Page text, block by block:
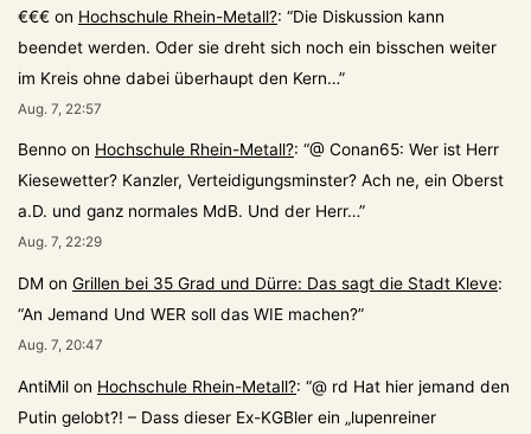
€€€ on Hochschule Rhein-Metall?: “Die Diskussion kann
beendet werden. Oder sie dreht sich noch ein bisschen weiter
im Kreis ohne dabei überhaupt den Kern…”
Aug. 7, 22:57
Benno on Hochschule Rhein-Metall?: “@ Conan65: Wer ist Herr
Kiesewetter? Kanzler, Verteidigungsminster? Ach ne, ein Oberst
a.D. und ganz normales MdB. Und der Herr…”
Aug. 7, 22:29
DM on Grillen bei 35 Grad und Dürre: Das sagt die Stadt Kleve:
“An Jemand Und WER soll das WIE machen?”
Aug. 7, 20:47
AntiMil on Hochschule Rhein-Metall?: “@ rd Hat hier jemand den
Putin gelobt?! – Dass dieser Ex-KGBler ein „lupenreiner